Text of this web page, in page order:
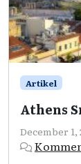
Artikel
Athens
December 1,